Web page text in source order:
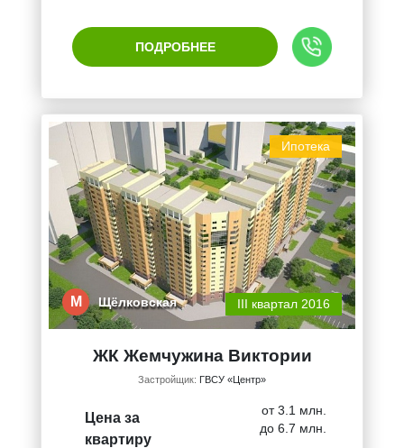
ПОДРОБНЕЕ
Ипотека
М Щёлковская III квартал 2016
ЖК Жемчужина Виктории
Застройщик: ГВСУ «Центр»
Цена за
квартиру
от 3.1 млн.
до 6.7 млн.